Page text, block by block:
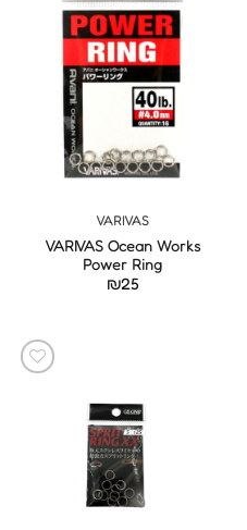
VARIVAS
VARIVAS Ocean Works
Power Ring
₪25